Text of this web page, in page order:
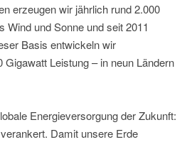
erzeugen wir jährlich rund 2.000
Wind und Sonne und seit 2011
Basis entwickeln wir
Gigawatt Leistung – in neun Ländern
Energieversorgung der Zukunft:
Damit unsere Erde